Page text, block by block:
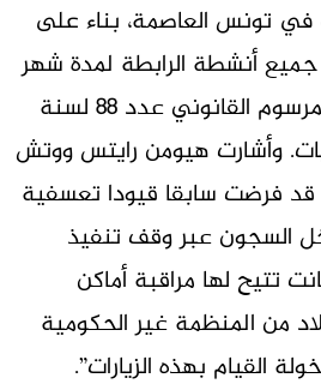
تونس العاصمة، بناء على
أنشطة الرابطة لمدة شهر
بزعم انتهاك أحكام المرسوم القانوني عدد 88 لسنة
وأشارت هيومن رايتس ووتش
قد فرضت سابقا قيودا تعسفية
السجون عبر وقف تنفيذ
تتيح لها مراقبة أماكن
من المنظمة غير الحكومية
القيام بهذه الزيارات”.